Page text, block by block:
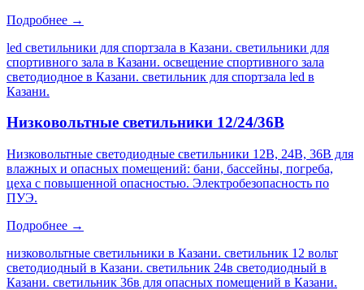
Подробнее →
led светильники для спортзала в Казани. светильники для
спортивного зала в Казани. освещение спортивного зала
светодиодное в Казани. светильник для спортзала led в
Казани.
Низковольтные светильники 12/24/36В
Низковольтные светодиодные светильники 12В, 24В, 36В для
влажных и опасных помещений: бани, бассейны, погреба,
цеха с повышенной опасностью. Электробезопасность по
ПУЭ.
Подробнее →
низковольтные светильники в Казани. светильник 12 вольт
светодиодный в Казани. светильник 24в светодиодный в
Казани. светильник 36в для опасных помещений в Казани.